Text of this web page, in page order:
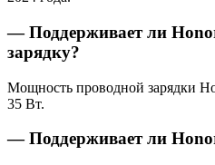
— Поддерживает ли
зарядку?
Мощность проводной зарядки
35 Вт.
— Поддерживает ли